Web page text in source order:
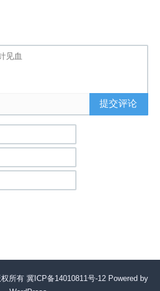
提交评论
所有 冀ICP备14010811号-12 Powered by